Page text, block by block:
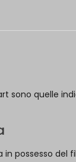
sono quelle
possesso